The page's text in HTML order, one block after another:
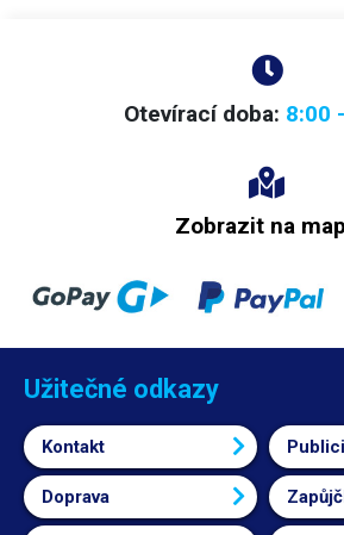
Otevírací doba: 8:00
Zobrazit na
Užitečné odkazy
Kontakt
Doprava